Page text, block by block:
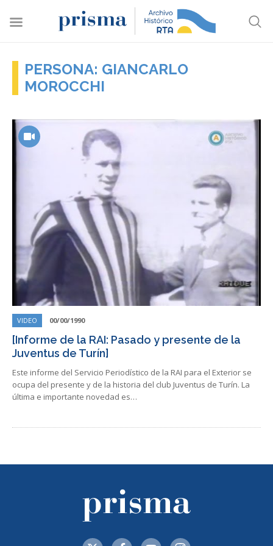
PERSONA: GIANCARLO
MOROCCHI
VIDEO 00/00/1990
[Informe de la RAI: Pasado y presente de la
Juventus de Turín]
Este informe del Servicio Periodístico de la RAI para el Exterior se
ocupa del presente y de la historia del club Juventus de Turín. La
última e importante novedad es…